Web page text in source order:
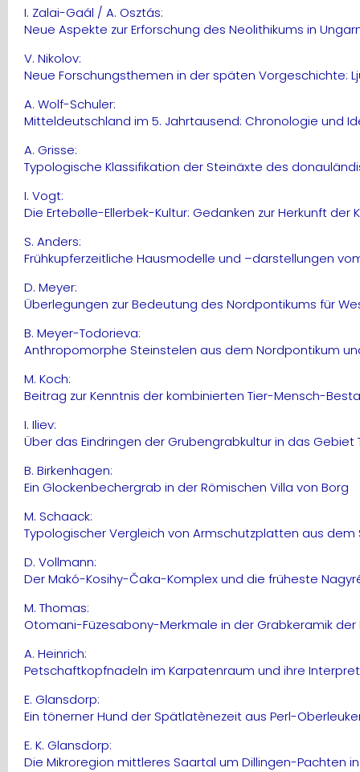
I. Zalai-Gaál / A. Osztás:
Neue Aspekte zur Erforschung des Neolithikums in
V. Nikolov:
Neue Forschungsthemen in der späten Vorgeschichte:
A. Wolf-Schuler:
Mitteldeutschland im 5. Jahrtausend: Chronologie und
A. Grisse:
Typologische Klassifikation der Steinäxte des
I. Vogt:
Die Ertebølle-Ellerbek-Kultur: Gedanken zur Herkunft der
S. Anders:
Frühkupferzeitliche Hausmodelle und –darstellungen
D. Meyer:
Überlegungen zur Bedeutung des Nordpontikums für
B. Meyer-Todorieva:
Anthropomorphe Steinstelen aus dem Nordpontikum
M. Koch:
Beitrag zur Kenntnis der kombinierten Tier-Mensch-
I. Iliev:
Über das Eindringen der Grubengrabkultur in das Gebiet
B. Birkenhagen:
Ein Glockenbechergrab in der Römischen Villa von Borg
M. Schaack:
Typologischer Vergleich von Armschutzplatten aus
D. Vollmann:
Der Makó-Kosihy-Čaka-Komplex und die früheste
M. Thomas:
Otomani-Füzesabony-Merkmale in der Grabkeramik der
A. Heinrich:
Petschaftkopfnadeln im Karpatenraum und ihre
E. Glansdorp:
Ein tönerner Hund der Spätlatènezeit aus Perl-
E. K. Glansdorp:
Die Mikroregion mittleres Saartal um Dillingen-Pachten